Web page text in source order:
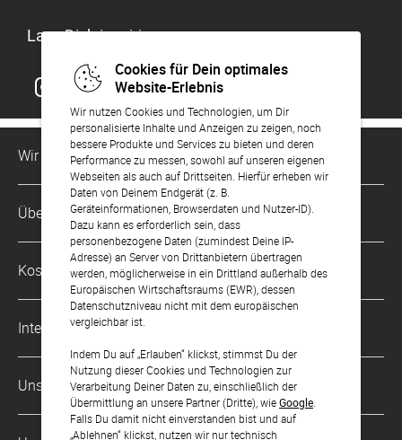
Cookies für Dein optimales
Website-Erlebnis
Wir nutzen Cookies und Technologien, um Dir
personalisierte Inhalte und Anzeigen zu zeigen, noch
bessere Produkte und Services zu bieten und deren
Performance zu messen, sowohl auf unseren eigenen
Webseiten als auch auf Drittseiten. Hierfür erheben wir
Daten von Deinem Endgerät (z. B.
Geräteinformationen, Browserdaten und Nutzer-ID).
Dazu kann es erforderlich sein, dass
personenbezogene Daten (zumindest Deine IP-
Adresse) an Server von Drittanbietern übertragen
werden, möglicherweise in ein Drittland außerhalb des
Europäischen Wirtschaftsraums (EWR), dessen
Datenschutzniveau nicht mit dem europäischen
vergleichbar ist.
Indem Du auf „Erlauben“ klickst, stimmst Du der
Nutzung dieser Cookies und Technologien zur
Verarbeitung Deiner Daten zu, einschließlich der
Übermittlung an unsere Partner (Dritte), wieGoogle
Falls Du damit nicht einverstanden bist und auf
„Ablehnen“ klickst, nutzen wir nur technisch
Lass Dich inspirieren
Wir sind für Dich da
Kundenservice-Hotline
0221 956 725 10
Mo. - Fr. von 9 bis 17 Uhr
kontakt@sendmoments.de
Über Uns
Philosophie
Karriere
Impressum
AGB & Widerrufsrecht
Zahlung & Versand
Datenschutz
Kostenlose Services
Musterkarten
Digitale Fotoalben
Digitale Gästelisten
FAQ & Hilfe
International
Österreich
Schweiz
Frankreich
Unsere Zahlungsarten